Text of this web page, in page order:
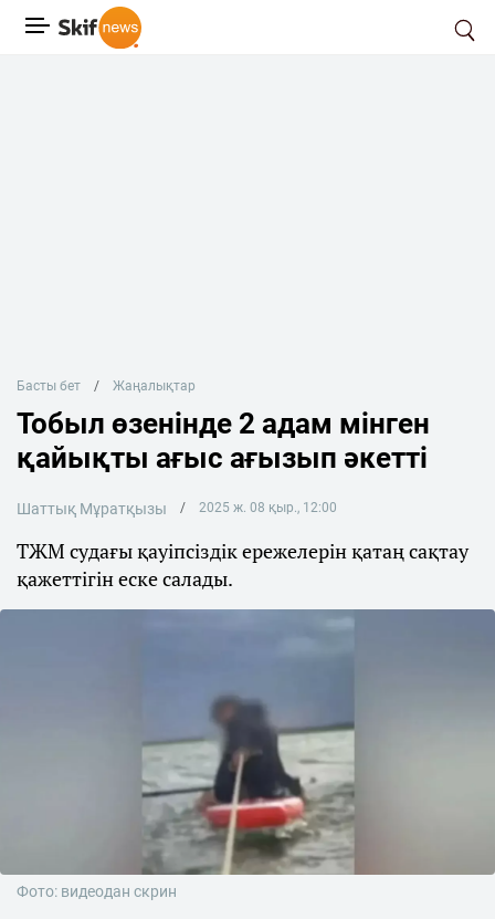
Басты бет Жаңалықтар
Тобыл өзенінде 2 адам мінген
қайықты ағыс ағызып әкетті
Шаттық Мұратқызы 2025 ж. 08 қыр., 12:00
ТЖМ судағы қауіпсіздік ережелерін қатаң сақтау
қажеттігін еске салады.
Фото: видеодан скрин